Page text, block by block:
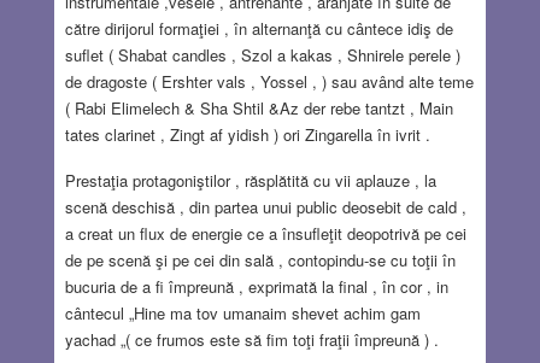
către dirijorul formaţiei , în alternanţă cu cântece idiş de
suflet ( Shabat candles , Szol a kakas , Shnirele perele )
de dragoste ( Ershter vals , Yossel , ) sau având alte teme
( Rabi Elimelech & Sha Shtil &Az der rebe tantzt , Main
tates clarinet , Zingt af yidish ) ori Zingarella în ivrit .
Prestaţia protagoniştilor , răsplătită cu vii aplauze , la
scenă deschisă , din partea unui public deosebit de cald ,
a creat un flux de energie ce a însufleţit deopotrivă pe cei
de pe scenă şi pe cei din sală , contopindu-se cu toţii în
bucuria de a fi împreună , exprimată la final , în cor , in
cântecul „Hine ma tov umanaim shevet achim gam
yachad „( ce frumos este să fim toţi fraţii împreună ) .